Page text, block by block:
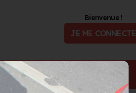
Bienvenue !
JE ME CONNECTE
Offres d'Emploi